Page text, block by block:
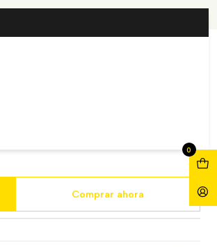
0
Bubblegum 8000
Comprar ahora